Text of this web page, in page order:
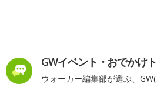
GWイベント・おでかけ
ウォーカー編集部が選ぶ、